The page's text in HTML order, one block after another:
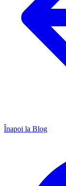
Înapoi la Blog